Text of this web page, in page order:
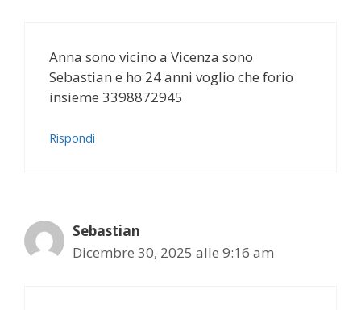
Anna sono vicino a Vicenza sono
Sebastian e ho 24 anni voglio che forio
insieme 3398872945
Rispondi
Sebastian
Dicembre 30, 2025 alle 9:16 am